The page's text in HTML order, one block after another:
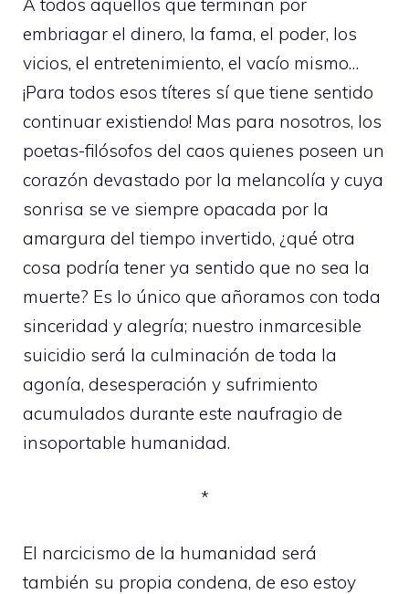
embriagar el dinero, la fama, el poder, los
vicios, el entretenimiento, el vacío mismo…
¡Para todos esos títeres sí que tiene sentido
continuar existiendo! Mas para nosotros, los
poetas-filósofos del caos quienes poseen un
corazón devastado por la melancolía y cuya
sonrisa se ve siempre opacada por la
amargura del tiempo invertido, ¿qué otra
cosa podría tener ya sentido que no sea la
muerte? Es lo único que añoramos con toda
sinceridad y alegría; nuestro inmarcesible
suicidio será la culminación de toda la
agonía, desesperación y sufrimiento
acumulados durante este naufragio de
insoportable humanidad.
*
El narcicismo de la humanidad será
también su propia condena, de eso estoy